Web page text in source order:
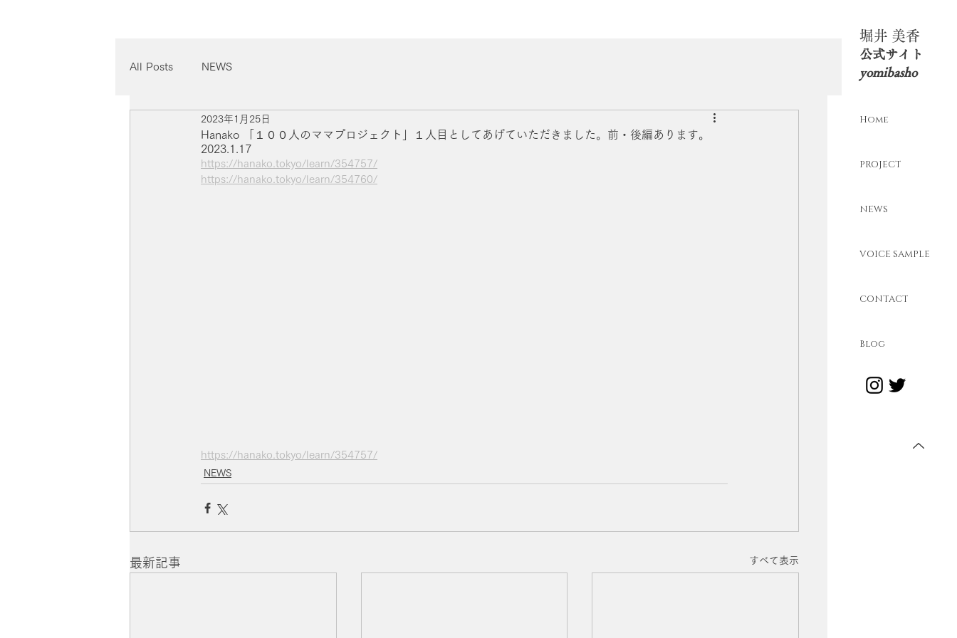
​堀井 美香
​公式サイト
yomibasho
Home
PROJECT
NEWS
VOICE SAMPLE
CONTACT
Blog
All Posts NEWS
Hanako 「１００人のママプロジェクト」１人目としてあげていただきました。前・後編あります。
2023.1.17
2023年1月25日
https://hanako.tokyo/learn/354757/
https://hanako.tokyo/learn/354760/
https://hanako.tokyo/learn/354757/
NEWS
最新記事 すべて表示